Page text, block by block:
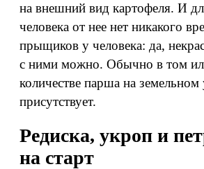
на внешний вид картофеля. И
человека от нее нет никакого
прыщиков у человека: да,
с ними можно. Обычно в том
количестве парша на земельном
присутствует.
Редиска, укроп и
на старт